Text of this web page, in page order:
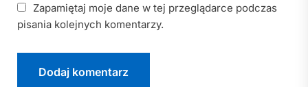
Zapamiętaj moje dane w tej przeglądarce podczas
pisania kolejnych komentarzy.